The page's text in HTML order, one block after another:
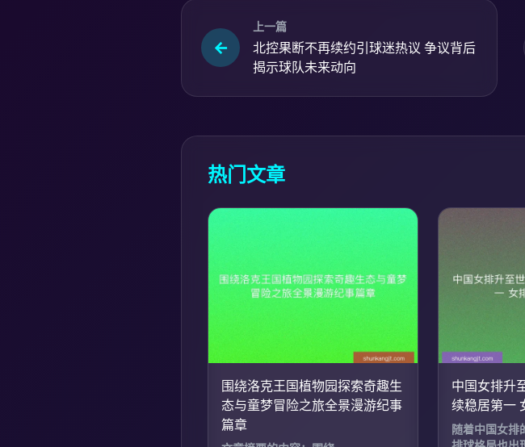
上一篇
北控果断不再续约引球迷热议 争议背后
揭示球队未来动向
热门文章
围绕洛克王国植物园探索奇趣生
态与童梦冒险之旅全景漫游纪事
篇章
中国女排升
续稳居第一
随着中国女排